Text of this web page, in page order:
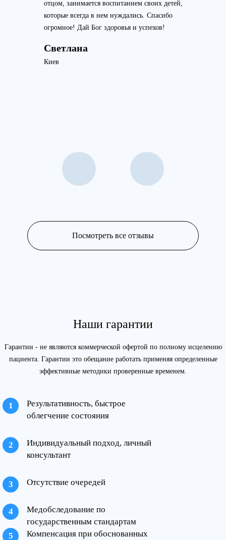
отцом, занимается воспитанием своих детей,
которые всегда в нем нуждались. Спасибо
огромное! Дай Бог здоровья и успехов!
Светлана
Киев
Посмотреть все отзывы
Наши гарантии
Гарантии - не являются коммерческой офертой по полному исцелению
пациента. Гарантии это обещание работать применяя определенные
эффективные методики проверенные временем.
Результативность, быстрое
облегчение состояния
Индивидуальный подход, личный
консультант
Отсутствие очередей
Медобследование по
государственным стандартам
Компенсация при обоснованных